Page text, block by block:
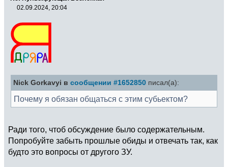
02.09.2024, 20:04
Nick Gorkavyi в сообщении #1652850 писал(а):
Почему я обязан общаться с этим субьектом?
Ради того, чтоб обсуждение было содержательным.
Попробуйте забыть прошлые обиды и отвечать так, как
будто это вопросы от другого ЗУ.